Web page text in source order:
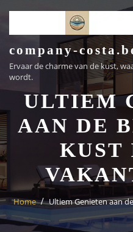
inhoud
company-
Ervaar de charme van de kust,
wordt.
ULTIEM
AAN DE
KUST
Home Ultiem Genieten aan